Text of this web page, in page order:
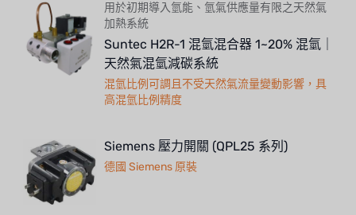
用於初期導入氫能、氫氣供應量有限之天然氣
加熱系統
Suntec H2R-1 混氫混合器 1~20% 混氫｜
天然氣混氫減碳系統
混氫比例可調且不受天然氣流量變動影響，具
高混氫比例精度
Siemens 壓力開關 (QPL25 系列)
德國 Siemens 原裝